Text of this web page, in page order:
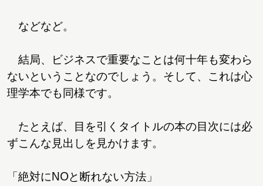
などなど。
結局、ビジネスで重要なことは何十年も変わら
ないということなのでしょう。そして、これは心
理学本でも同様です。
たとえば、目を引くタイトルの本の目次には必
ずこんな見出しを見かけます。
「絶対にNOと断れない方法」